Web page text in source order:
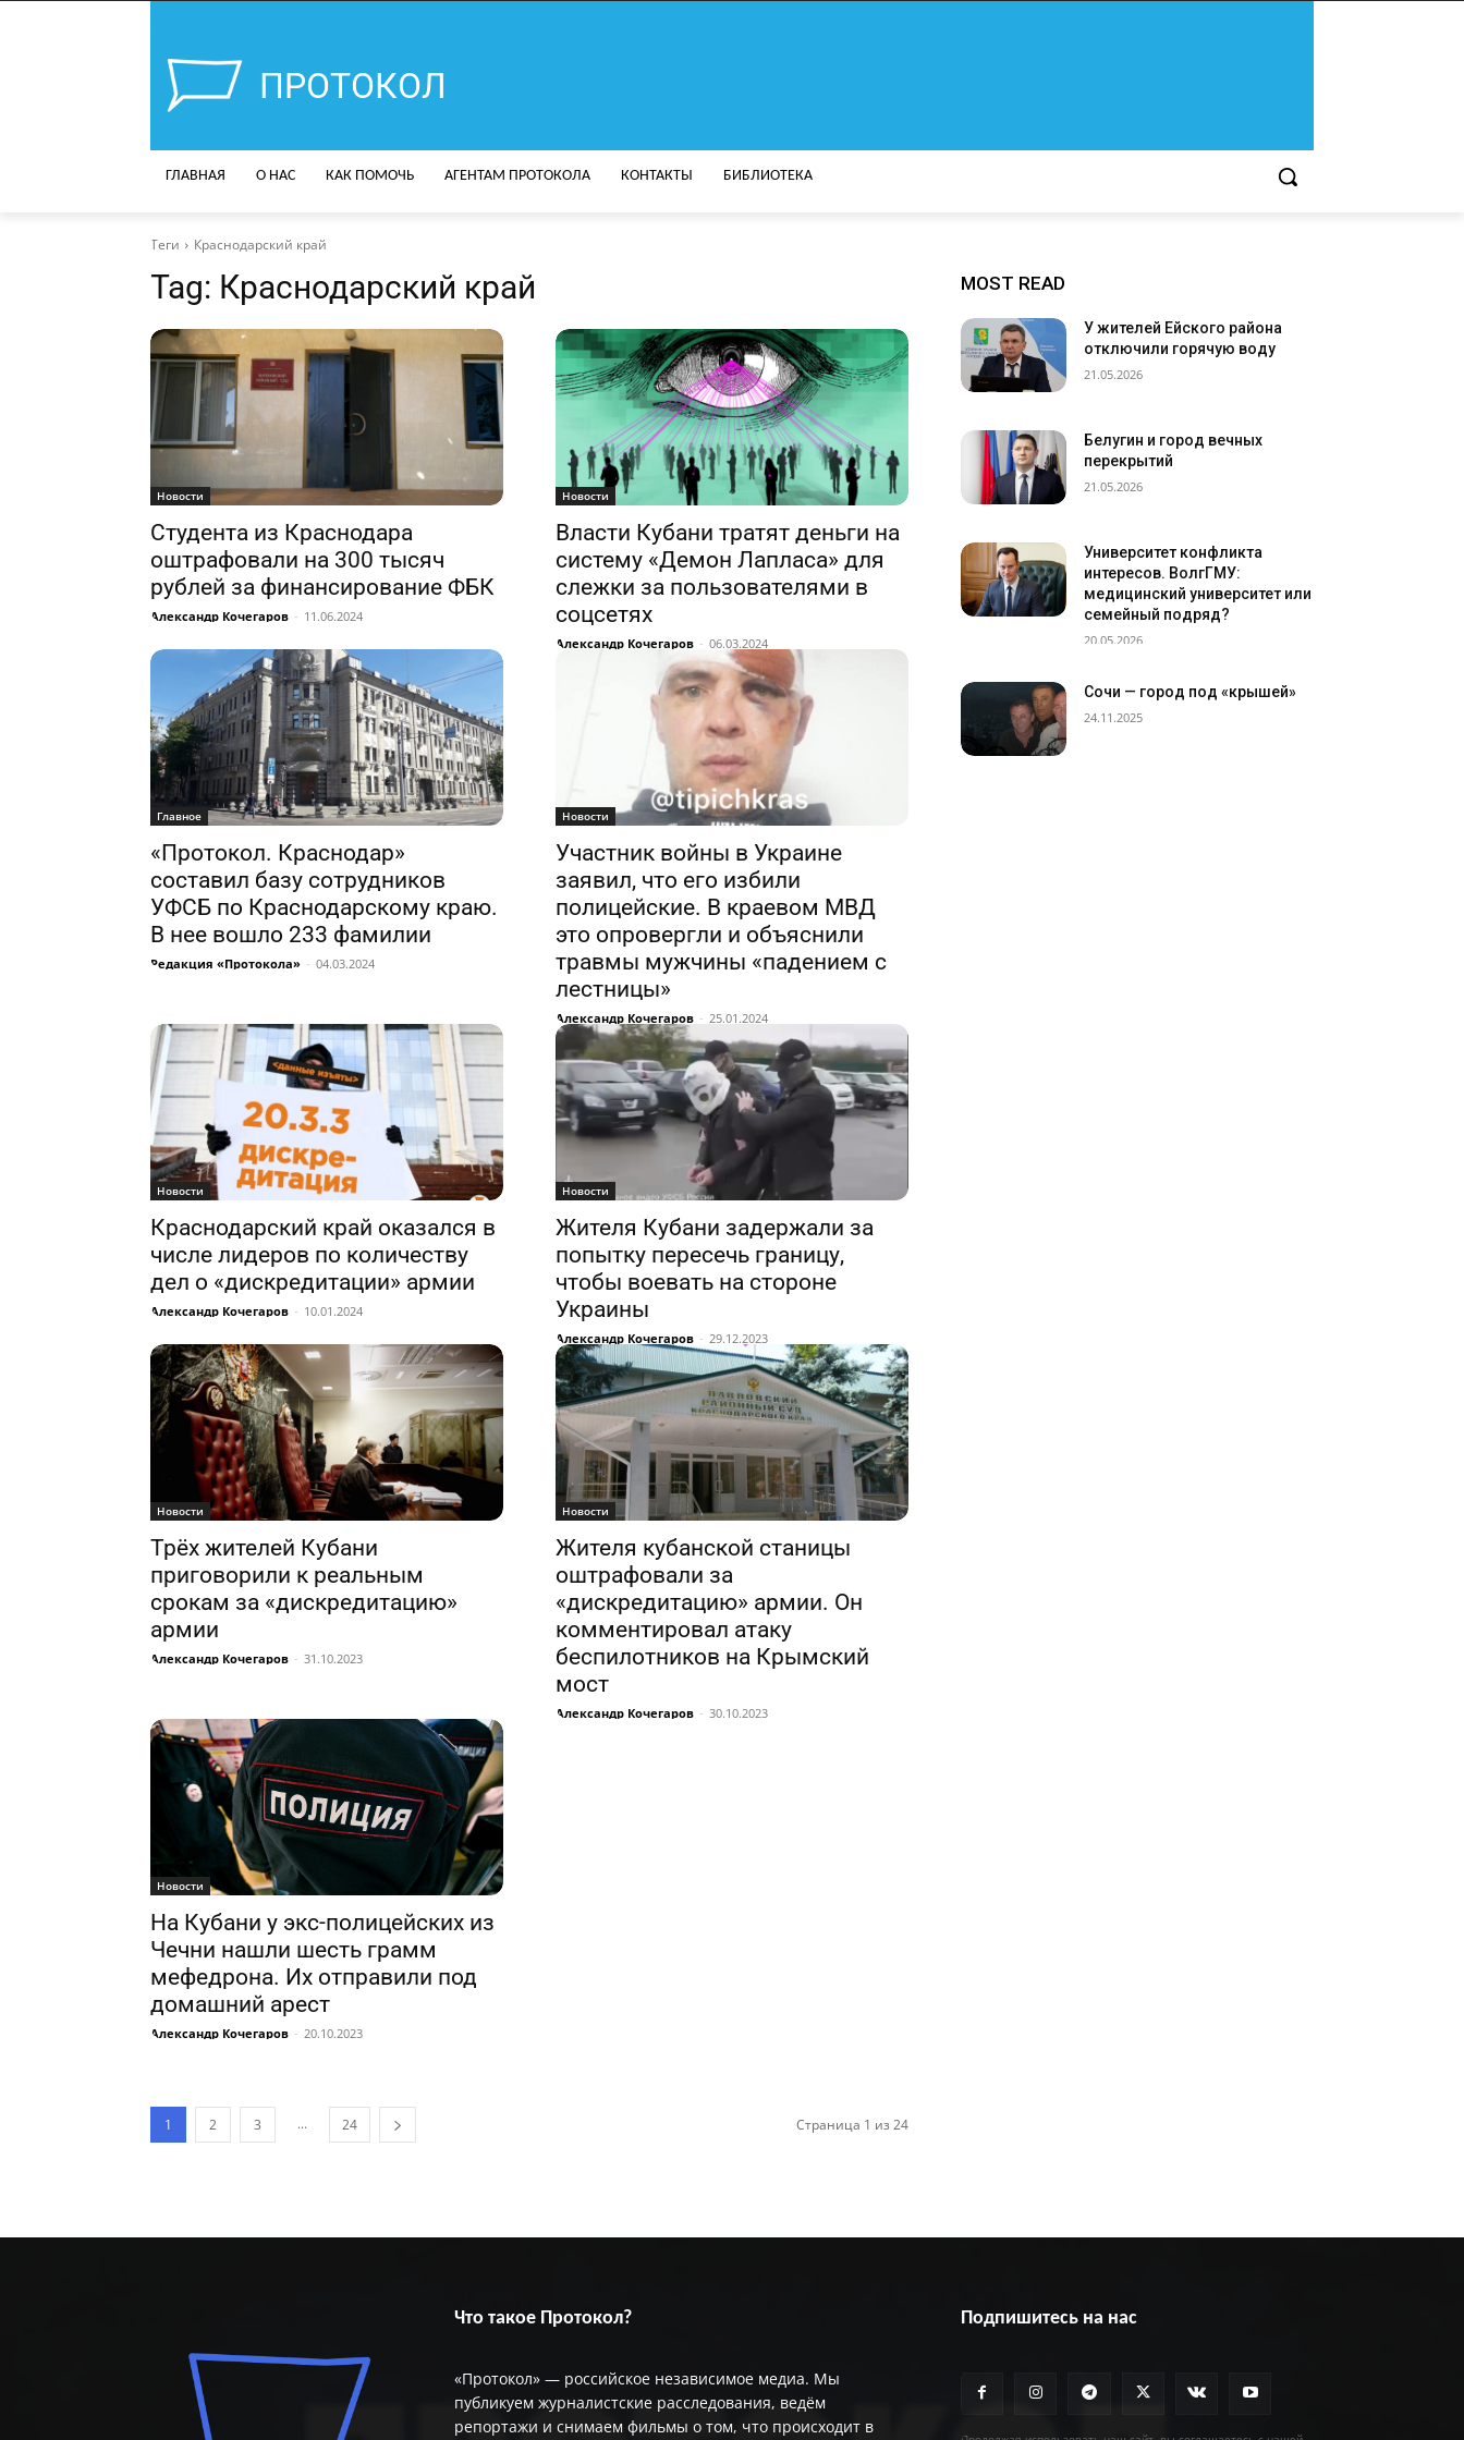
ПРОТОКОЛ
ГЛАВНАЯ О НАС КАК ПОМОЧЬ АГЕНТАМ ПРОТОКОЛА КОНТАКТЫ БИБЛИОТЕКА
Теги Краснодарский край
Tag: Краснодарский край
Новости
Студента из Краснодара
оштрафовали на 300 тысяч
рублей за финансирование ФБК
Александр Кочегаров - 11.06.2024
Новости
Власти Кубани тратят деньги на
систему «Демон Лапласа» для
слежки за пользователями в
соцсетях
Александр Кочегаров - 06.03.2024
Главное
«Протокол. Краснодар»
составил базу сотрудников
УФСБ по Краснодарскому краю.
В нее вошло 233 фамилии
Редакция «Протокола» - 04.03.2024
Новости
Участник войны в Украине
заявил, что его избили
полицейские. В краевом МВД
это опровергли и объяснили
травмы мужчины «падением с
лестницы»
Александр Кочегаров - 25.01.2024
Новости
Краснодарский край оказался в
числе лидеров по количеству
дел о «дискредитации» армии
Александр Кочегаров - 10.01.2024
Новости
Жителя Кубани задержали за
попытку пересечь границу,
чтобы воевать на стороне
Украины
Александр Кочегаров - 29.12.2023
Новости
Трёх жителей Кубани
приговорили к реальным
срокам за «дискредитацию»
армии
Александр Кочегаров - 31.10.2023
Новости
Жителя кубанской станицы
оштрафовали за
«дискредитацию» армии. Он
комментировал атаку
беспилотников на Крымский
мост
Александр Кочегаров - 30.10.2023
Новости
На Кубани у экс-полицейских из
Чечни нашли шесть грамм
мефедрона. Их отправили под
домашний арест
Александр Кочегаров - 20.10.2023
1 2 3 ... 24 Страница 1 из 24
MOST READ
У жителей Ейского района
отключили горячую воду
21.05.2026
Белугин и город вечных
перекрытий
21.05.2026
Университет конфликта
интересов. ВолгГМУ:
медицинский университет или
семейный подряд?
20.05.2026
Сочи — город под «крышей»
24.11.2025
Что такое Протокол?
«Протокол» — российское независимое медиа. Мы
публикуем журналистские расследования, ведём
репортажи и снимаем фильмы о том, что происходит в
Подпишитесь на нас